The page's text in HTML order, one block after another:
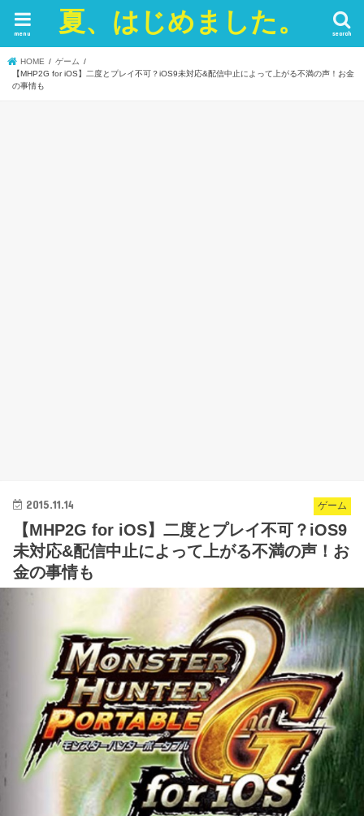
夏、はじめました。 search
menu
HOME
ゲーム
【MHP2G for iOS】二度とプレイ不可？iOS9未対応&配信中止によって上がる不満の声！お金
の事情も
ゲーム
2015.11.14
【MHP2G for iOS】二度とプレイ不可？iOS9
未対応&配信中止によって上がる不満の声！お
金の事情も